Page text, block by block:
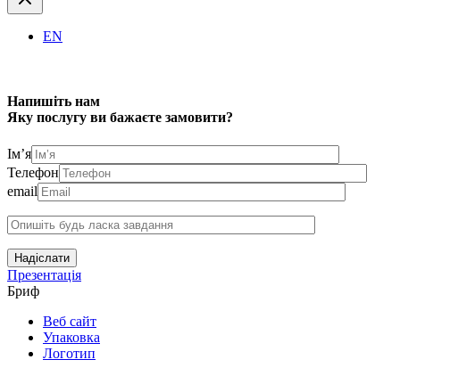
EN
Напишіть нам
Яку послугу ви бажаєте замовити?
Ім’я
Телефон
email
Надіслати
Презентація
Бриф
Веб сайт
Упаковка
Логотип